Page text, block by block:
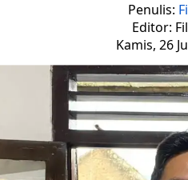
Penulis:
Editor:
Kamis, 26